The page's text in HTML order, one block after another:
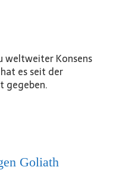
weltweiter Konsens
es seit der
gegeben.
Goliath